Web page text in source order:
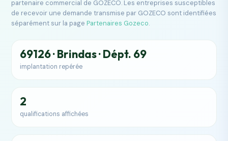
partenaire commercial de GOZECO. Les entreprises susceptibles
de recevoir une demande transmise par GOZECO sont identifiées
séparément sur la pagePartenaires Gozeco.
69126 · Brindas · Dépt. 69
implantation repérée
2
qualifications affichées